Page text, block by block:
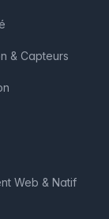
& Capteurs
Web & Natif